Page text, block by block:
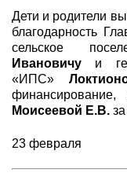
Дети и родители
благодарность
сельское
Ивановичу и
«ИПС»
Моисеевой Е.В.
23 февраля